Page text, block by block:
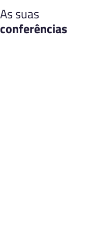
As suas
conferências